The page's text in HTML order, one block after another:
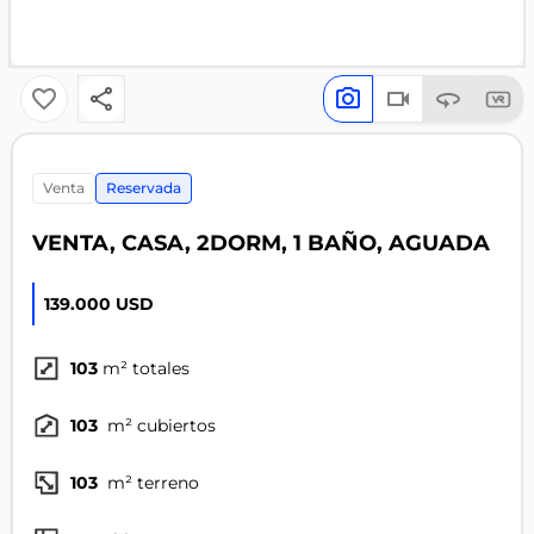
venta Reservada
VENTA, CASA, 2DORM, 1 BAÑO, AGUADA
139.000 USD
103 m² totales
103 m² cubiertos
103 m² terreno